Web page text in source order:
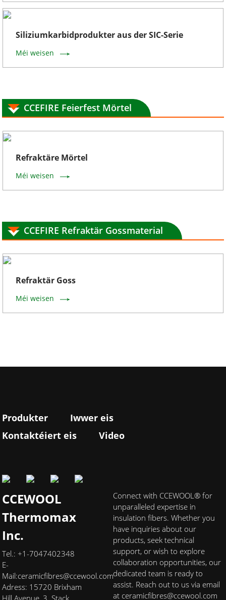
Siliziumkarbidprodukter aus der SIC-Serie
Méi weisen
CCEFIRE Feierfest Mörtel
Refraktäre Mörtel
Méi weisen
CCEFIRE Refraktär Gossmaterial
Refraktär Goss
Méi weisen
Produkter
Iwwer eis
Kontaktéiert eis
Video
CCEWOOL
Thermomax
Inc.
Tel.: +1-7047402348
E-
Mail:ceramicfibres@ccewool.com
Adress: 15720 Brixham
Hill Avenue, 3. Stack,
Connect with CCEWOOL® for
unparalleled expertise in
insulation fibers. Whether you
have inquiries about our
products, seek technical
support, or wish to explore
collaboration opportunities, our
dedicated team is ready to
assist. Reach out to us via email
at ceramicfibres@ccewool.com